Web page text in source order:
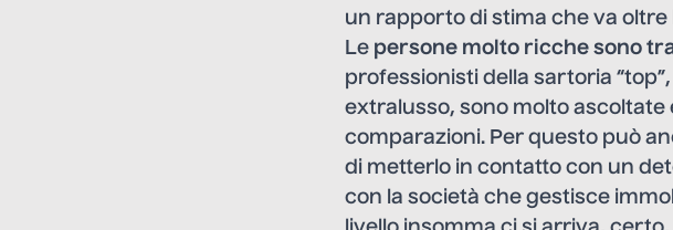
un rapporto di stima che va oltre
Le persone molto ricche sono
professionisti della sartoria
extralusso, sono molto
comparazioni. Per questo può
di metterlo in contatto con un
con la società che gestisce